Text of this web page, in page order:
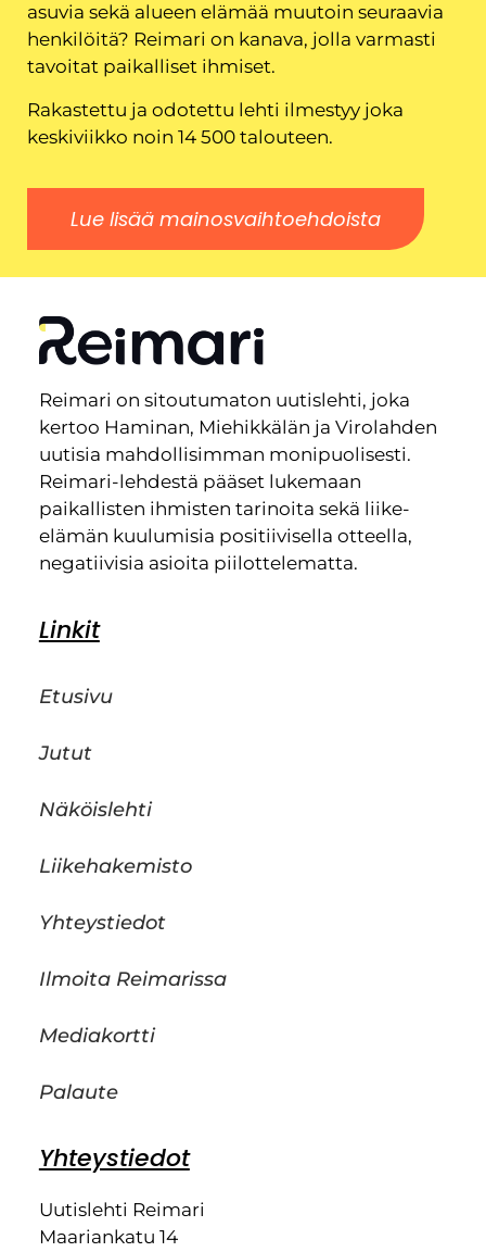
asuvia sekä alueen elämää muutoin seuraavia
henkilöitä? Reimari on kanava, jolla varmasti
tavoitat paikalliset ihmiset.
Rakastettu ja odotettu lehti ilmestyy joka
keskiviikko noin 14 500 talouteen.
Lue lisää mainosvaihtoehdoista
Reimari on sitoutumaton uutislehti, joka
kertoo Haminan, Miehikkälän ja Virolahden
uutisia mahdollisimman monipuolisesti.
Reimari-lehdestä pääset lukemaan
paikallisten ihmisten tarinoita sekä liike-
elämän kuulumisia positiivisella otteella,
negatiivisia asioita piilottelematta.
Linkit
Etusivu
Jutut
Näköislehti
Liikehakemisto
Yhteystiedot
Ilmoita Reimarissa
Mediakortti
Palaute
Yhteystiedot
Uutislehti Reimari
Maariankatu 14